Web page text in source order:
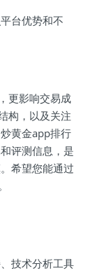
台优势和不
更影响交易成
构，以及关注
黄金app排行
评测信息，是
希望您能通过
技术分析工具